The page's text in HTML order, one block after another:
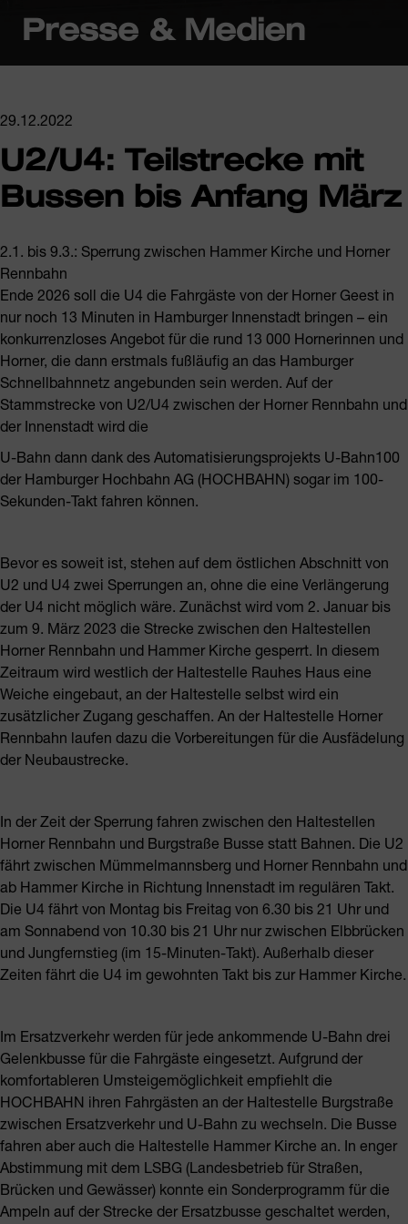
Presse & Medien
29.12.2022
U2/U4: Teilstrecke mit
Bussen bis Anfang März
2.1. bis 9.3.: Sperrung zwischen Hammer Kirche und Horner
Rennbahn
Ende 2026 soll die U4 die Fahrgäste von der Horner Geest in
nur noch 13 Minuten in Hamburger Innenstadt bringen – ein
konkurrenzloses Angebot für die rund 13 000 Hornerinnen und
Horner, die dann erstmals fußläufig an das Hamburger
Schnellbahnnetz angebunden sein werden. Auf der
Stammstrecke von U2/U4 zwischen der Horner Rennbahn und
der Innenstadt wird die
U-Bahn dann dank des Automatisierungsprojekts U-Bahn100
der Hamburger Hochbahn AG (HOCHBAHN) sogar im 100-
Sekunden-Takt fahren können.
Bevor es soweit ist, stehen auf dem östlichen Abschnitt von
U2 und U4 zwei Sperrungen an, ohne die eine Verlängerung
der U4 nicht möglich wäre. Zunächst wird vom 2. Januar bis
zum 9. März 2023 die Strecke zwischen den Haltestellen
Horner Rennbahn und Hammer Kirche gesperrt. In diesem
Zeitraum wird westlich der Haltestelle Rauhes Haus eine
Weiche eingebaut, an der Haltestelle selbst wird ein
zusätzlicher Zugang geschaffen. An der Haltestelle Horner
Rennbahn laufen dazu die Vorbereitungen für die Ausfädelung
der Neubaustrecke.
In der Zeit der Sperrung fahren zwischen den Haltestellen
Horner Rennbahn und Burgstraße Busse statt Bahnen. Die U2
fährt zwischen Mümmelmannsberg und Horner Rennbahn und
ab Hammer Kirche in Richtung Innenstadt im regulären Takt.
Die U4 fährt von Montag bis Freitag von 6.30 bis 21 Uhr und
am Sonnabend von 10.30 bis 21 Uhr nur zwischen Elbbrücken
und Jungfernstieg (im 15-Minuten-Takt). Außerhalb dieser
Zeiten fährt die U4 im gewohnten Takt bis zur Hammer Kirche.
Im Ersatzverkehr werden für jede ankommende U-Bahn drei
Gelenkbusse für die Fahrgäste eingesetzt. Aufgrund der
komfortableren Umsteigemöglichkeit empfiehlt die
HOCHBAHN ihren Fahrgästen an der Haltestelle Burgstraße
zwischen Ersatzverkehr und U-Bahn zu wechseln. Die Busse
fahren aber auch die Haltestelle Hammer Kirche an. In enger
Abstimmung mit dem LSBG (Landesbetrieb für Straßen,
Brücken und Gewässer) konnte ein Sonderprogramm für die
Ampeln auf der Strecke der Ersatzbusse geschaltet werden,